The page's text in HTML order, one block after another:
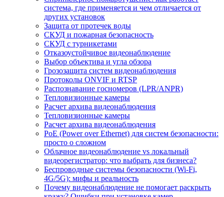
система, где применяется и чем отличается от
других установок
Защита от протечек воды
СКУД и пожарная безопасность
СКУД с турникетами
Отказоустойчивое видеонаблюдение
Выбор объектива и угла обзора
Грозозащита систем видеонаблюдения
Протоколы ONVIF и RTSP
Распознавание госномеров (LPR/ANPR)
Тепловизионные камеры
Расчет архива видеонаблюдения
Тепловизионные камеры
Расчет архива видеонаблюдения
PoE (Power over Ethernet) для систем безопасности:
просто о сложном
Облачное видеонаблюдение vs локальный
видеорегистратор: что выбрать для бизнеса?
Беспроводные системы безопасности (Wi-Fi,
4G/5G): мифы и реальность
Почему видеонаблюдение не помогает раскрыть